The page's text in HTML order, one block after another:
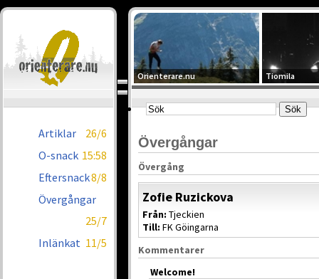
Artiklar
26/6
O-snack 15:58
Eftersnack8/8
Övergångar
25/7
Inlänkat 11/5
Orienterare.nu Tiomila
Övergångar
Övergång
Zofie Ruzickova
Från: Tjeckien
Till: FK Göingarna
Kommentarer
Welcome!